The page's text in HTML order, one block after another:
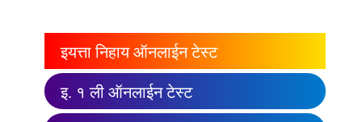
इयत्ता निहाय ऑनलाईन टेस्ट
इ. १ ली ऑनलाईन टेस्ट